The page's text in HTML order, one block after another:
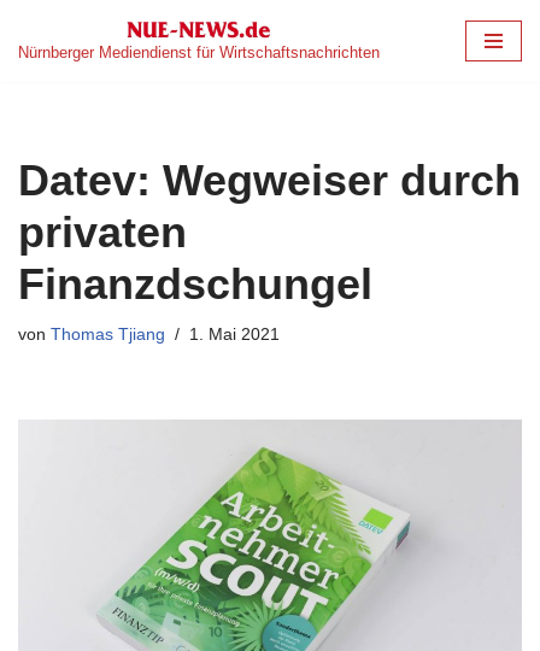
Zum
Nürnberger Mediendienst für Wirtschaftsnachrichten
Datev: Wegweiser durch
privaten
Finanzdschungel
von Thomas Tjiang 1. Mai 2021